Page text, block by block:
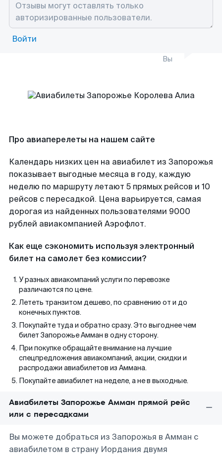
Войти
Вы
Про авиаперелеты на нашем сайте
Календарь низких цен на авиабилет из Запорожья
показывает выгодные месяца в году, каждую
неделю по маршруту летают 5 прямых рейсов и 10
рейсов с пересадкой. Цена варьируется, самая
дорогая из найденных пользователями 9000
рублей авиакомпанией Аэрофлот.
Как еще сэкономить используя электронный
билет на самолет без комиссии?
У разных авиакомпаний услуги по перевозке
различаются по цене.
Лететь транзитом дешево, по сравнению от и до
конечных пунктов.
Покупайте туда и обратно сразу. Это выгоднее чем
билет Запорожье Амман в одну сторону.
При покупке обращайте внимание на лучшие
спецпредложения авиакомпаний, акции, скидки и
распродажи авиабилетов из Аммана.
Покупайте авиабилет на неделе, а не в выходные.
Авиабилеты Запорожье Амман прямой рейс
или с пересадками
Вы можете добраться из Запорожья в Амман с
авиабилетом в страну Иордания двумя